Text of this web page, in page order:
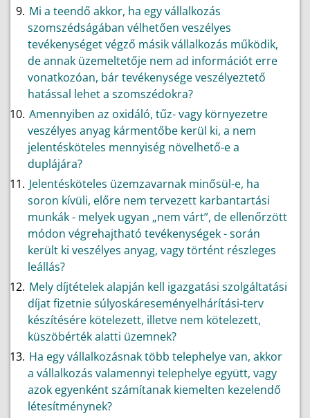
Mi a teendő akkor, ha egy vállalkozás
szomszédságában vélhetően veszélyes
tevékenységet végző másik vállalkozás működik,
de annak üzemeltetője nem ad információt erre
vonatkozóan, bár tevékenysége veszélyeztető
hatással lehet a szomszédokra?
Amennyiben az oxidáló, tűz- vagy környezetre
veszélyes anyag kármentőbe kerül ki, a nem
jelentésköteles mennyiség növelhető-e a
duplájára?
Jelentésköteles üzemzavarnak minősül-e, ha
soron kívüli, előre nem tervezett karbantartási
munkák - melyek ugyan „nem várt”, de ellenőrzött
módon végrehajtható tevékenységek - során
került ki veszélyes anyag, vagy történt részleges
leállás?
Mely díjtételek alapján kell igazgatási szolgáltatási
díjat fizetnie súlyoskáreseményelhárítási-terv
készítésére kötelezett, illetve nem kötelezett,
küszöbérték alatti üzemnek?
Ha egy vállalkozásnak több telephelye van, akkor
a vállalkozás valamennyi telephelye együtt, vagy
azok egyenként számítanak kiemelten kezelendő
létesítménynek?